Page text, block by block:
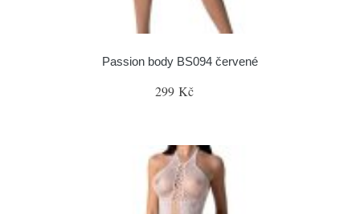
Passion body BS094 červené
299 Kč